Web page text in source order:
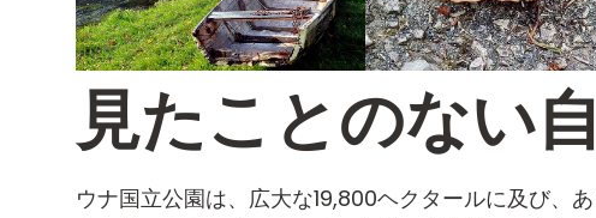
見たことのない
ウナ国立公園は、広大な19,800ヘクタールに及び、